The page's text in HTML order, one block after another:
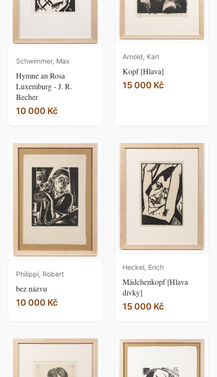
Schwimmer, Max
Hymne an Rosa
Luxemburg - J. R.
Becher
10 000 Kč
Arnold, Karl
Kopf [Hlava]
15 000 Kč
Philippi, Robert
bez názvu
10 000 Kč
Heckel, Erich
Mädchenkopf [Hlava
dívky]
15 000 Kč